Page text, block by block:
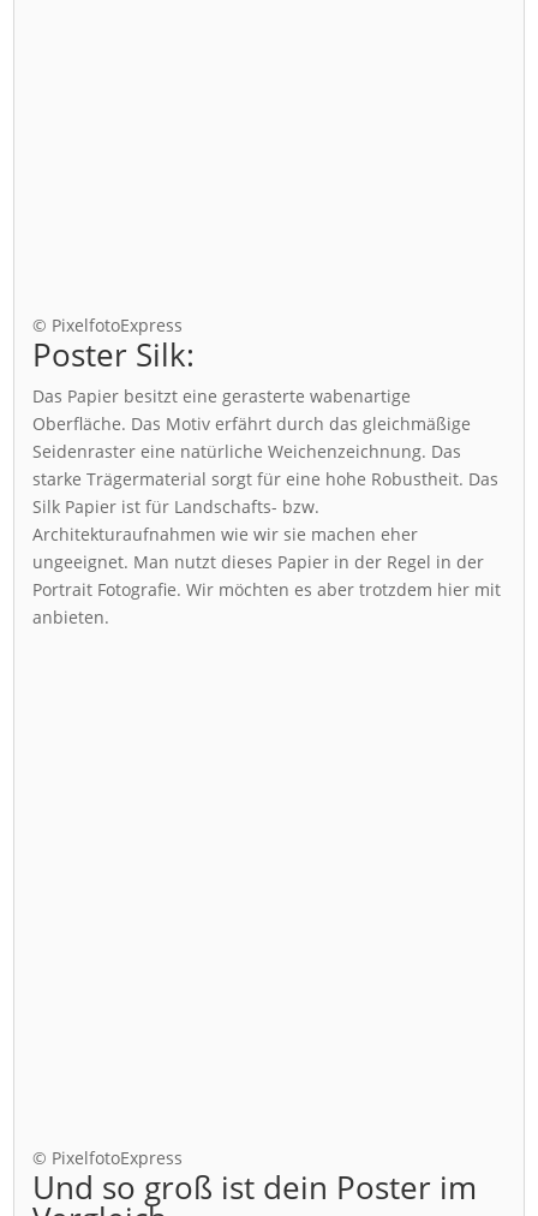
© PixelfotoExpress
Poster Silk:
Das Papier besitzt eine gerasterte wabenartige
Oberfläche. Das Motiv erfährt durch das gleichmäßige
Seidenraster eine natürliche Weichenzeichnung. Das
starke Trägermaterial sorgt für eine hohe Robustheit. Das
Silk Papier ist für Landschafts- bzw.
Architekturaufnahmen wie wir sie machen eher
ungeeignet. Man nutzt dieses Papier in der Regel in der
Portrait Fotografie. Wir möchten es aber trotzdem hier mit
anbieten.
© PixelfotoExpress
Und so groß ist dein Poster im